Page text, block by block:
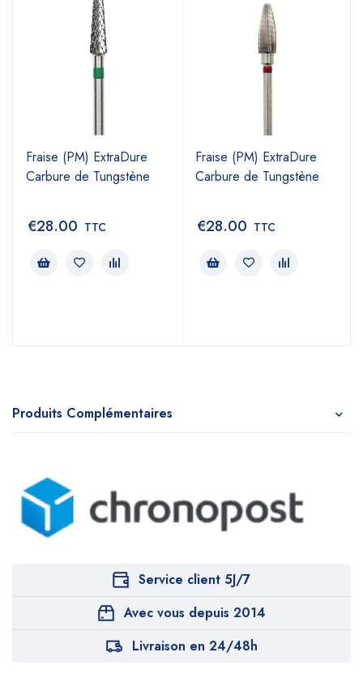
Fraise (PM) ExtraDure
Carbure de Tungstène
€28.00 TTC
Fraise (PM) ExtraDure
Carbure de Tungstène
€28.00 TTC
Produits Complémentaires
Service client 5J/7
Avec vous depuis 2014
Livraison en 24/48h